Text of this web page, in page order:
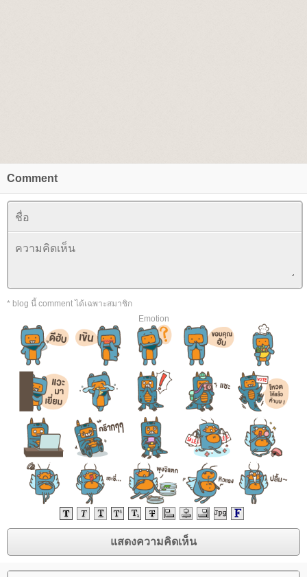
Comment
* blog นี้ comment ได้เฉพาะสมาชิก
Emotion